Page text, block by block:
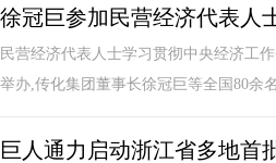
徐冠巨参加民营经济代表人
民营经济代表人士学习贯彻中央经济工
举办,传化集团董事长徐冠巨等全国80余
巨人通力启动浙江省多地首